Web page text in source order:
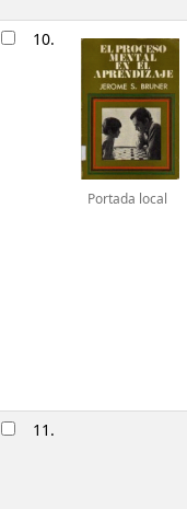
10.
Portada local
11.